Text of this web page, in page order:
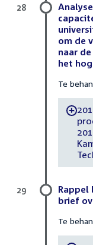
om de
naar
het
Te
-
28
Rappel
brief
Te
29